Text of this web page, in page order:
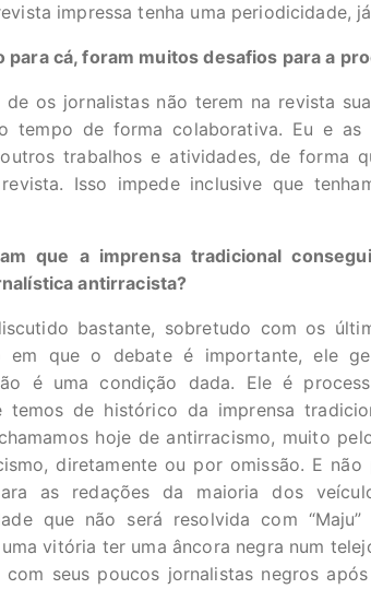
impressa tenha uma periodicidade,
para cá, foram muitos desafios para a
os jornalistas não terem na revista
tempo de forma colaborativa. Eu e as
trabalhos e atividades, de forma
Isso impede inclusive que
que a imprensa tradicional
antirracista?
bastante, sobretudo com os
em que o debate é importante, ele
é uma condição dada. Ele é
temos de histórico da imprensa
hoje de antirracismo, muito
diretamente ou por omissão. E
as redações da maioria dos
que não será resolvida com
vitória ter uma âncora negra num
com seus poucos jornalistas negros